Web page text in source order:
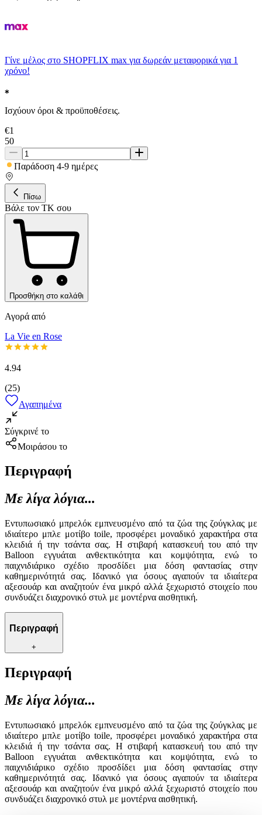
Γίνε μέλος στο SHOPFLIX max για δωρεάν μεταφορικά για 1
χρόνο!
Ισχύουν όροι & προϋποθέσεις.
€1
50
Παράδοση 4-9 ημέρες
Πίσω
Βάλε τον ΤΚ σου
Προσθήκη στο καλάθι
Αγορά από
La Vie en Rose
4.94
(25)
Αγαπημένα
Σύγκρινέ το
Μοιράσου το
Περιγραφή
Με λίγα λόγια...
Εντυπωσιακό μπρελόκ εμπνευσμένο από τα ζώα της ζούγκλας με
ιδιαίτερο μπλε μοτίβο toile, προσφέρει μοναδικό χαρακτήρα στα
κλειδιά ή την τσάντα σας. Η στιβαρή κατασκευή του από την
Balloon εγγυάται ανθεκτικότητα και κομψότητα, ενώ το
παιχνιδιάρικο σχέδιο προσδίδει μια δόση φαντασίας στην
καθημερινότητά σας. Ιδανικό για όσους αγαπούν τα ιδιαίτερα
αξεσουάρ και αναζητούν ένα μικρό αλλά ξεχωριστό στοιχείο που
συνδυάζει διαχρονικό στυλ με μοντέρνα αισθητική.
Περιγραφή
+
Περιγραφή
Με λίγα λόγια...
Εντυπωσιακό μπρελόκ εμπνευσμένο από τα ζώα της ζούγκλας με
ιδιαίτερο μπλε μοτίβο toile, προσφέρει μοναδικό χαρακτήρα στα
κλειδιά ή την τσάντα σας. Η στιβαρή κατασκευή του από την
Balloon εγγυάται ανθεκτικότητα και κομψότητα, ενώ το
παιχνιδιάρικο σχέδιο προσδίδει μια δόση φαντασίας στην
καθημερινότητά σας. Ιδανικό για όσους αγαπούν τα ιδιαίτερα
αξεσουάρ και αναζητούν ένα μικρό αλλά ξεχωριστό στοιχείο που
συνδυάζει διαχρονικό στυλ με μοντέρνα αισθητική.